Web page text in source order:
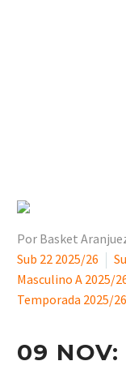
Por Basket
Sub 22 2025/26
Masculino A 2025/
Temporada 2025/26
09 NOV: